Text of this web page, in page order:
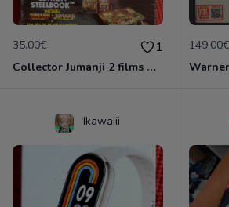
35.00€ 1
Collector Jumanji 2 films + jeu de société Neuf emballé
149.00€
Ikawaiii